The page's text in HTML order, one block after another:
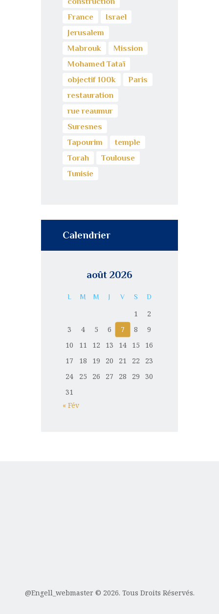
France
Israel
Jerusalem
Mabrouk
Mission
Mohamed Tataï
objectif 100k
Paris
restauration
rue reaumur
Suresnes
Tapourim
temple
Torah
Toulouse
Tunisie
Calendrier
août 2026
L M M J V S D
1
2
3
4 5 6 7 8
9
10
11 12 13 14 15
16
17
18 19 20 21 22
23
24
25 26 27 28 29
30
31
« Fév
@Engell_webmaster © 2026. Tous Droits Réservés.